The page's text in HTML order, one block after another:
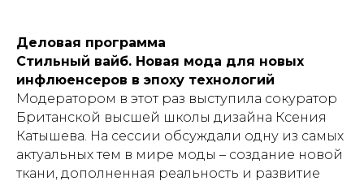
Деловая программа
Стильный вайб. Новая мода для новых
инфлюенсеров в эпоху технологий
Модератором в этот раз выступила сокуратор
Британской высшей школы дизайна Ксения
Катышева. На сессии обсуждали одну из самых
актуальных тем в мире моды – создание новой
ткани, дополненная реальность и развитие